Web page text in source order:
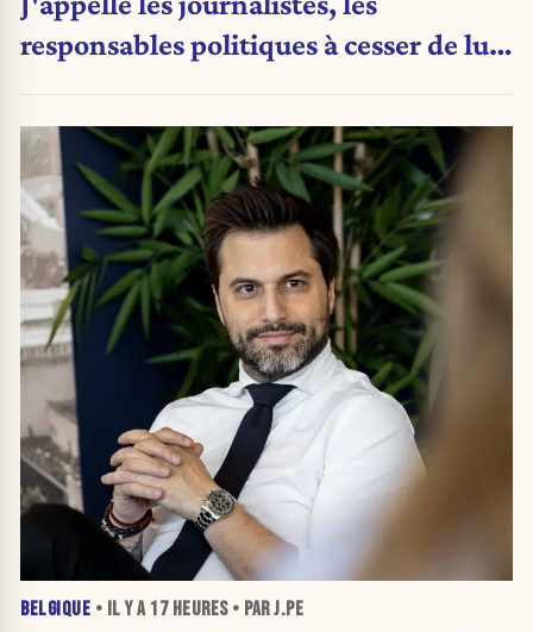
responsables politiques à cesser de lui
BELGIQUE • IL Y A 17 HEURES• PAR J.PE